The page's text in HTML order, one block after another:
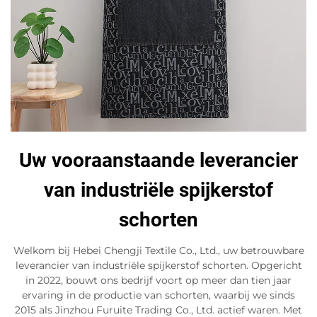
Uw vooraanstaande leverancier
van industriële spijkerstof
schorten
Welkom bij Hebei Chengji Textile Co., Ltd., uw betrouwbare
leverancier van industriële spijkerstof schorten. Opgericht
in 2022, bouwt ons bedrijf voort op meer dan tien jaar
ervaring in de productie van schorten, waarbij we sinds
2015 als Jinzhou Furuite Trading Co., Ltd. actief waren. Met